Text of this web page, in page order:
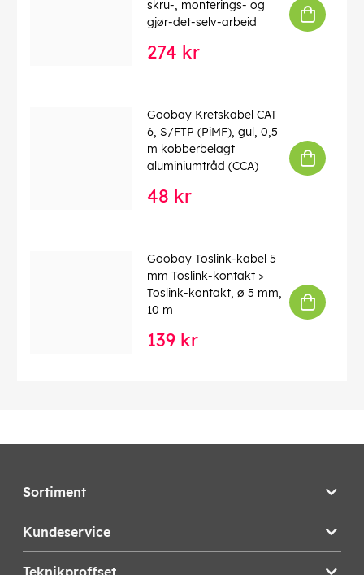
: -20 °C
: tosidig
Denne teksten er automatisk oversatt, og det kan
forekomme feil.
skru-, monterings- og
gjør-det-selv-arbeid
274 kr
Goobay Kretskabel CAT
6, S/FTP (PiMF), gul, 0,5
m kobberbelagt
aluminiumtråd (CCA)
48 kr
Goobay Toslink-kabel 5
mm Toslink-kontakt >
Toslink-kontakt, ø 5 mm,
10 m
139 kr
Sortiment
Kundeservice